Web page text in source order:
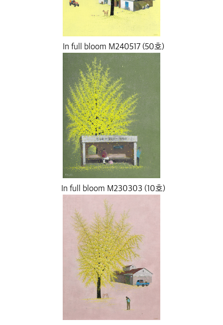
In full bloom M240517 (50호)
In full bloom M230303 (10호)